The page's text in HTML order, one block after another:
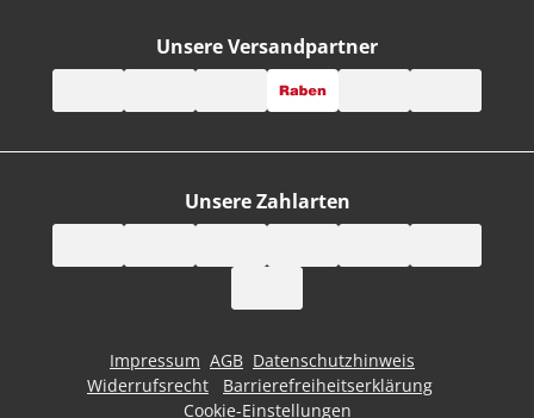
Unsere Zahlarten
Unsere Versandpartner
Impressum AGB Datenschutzhinweis
Widerrufsrecht
Barrierefreiheitserklärung
Cookie-Einstellungen